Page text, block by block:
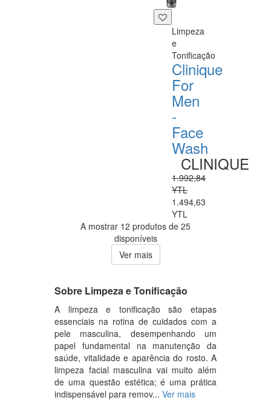
Limpeza
e
Tonificação
Clinique
For
Men
-
Face
Wash
CLINIQUE
1.992,84
YTL
1.494,63
YTL
A mostrar 12 produtos de 25
disponíveis
Ver mais
Sobre Limpeza e Tonificação
A limpeza e tonificação são etapas
essenciais na rotina de cuidados com a
pele masculina, desempenhando um
papel fundamental na manutenção da
saúde, vitalidade e aparência do rosto. A
limpeza facial masculina vai muito além
de uma questão estética; é uma prática
indispensável para remov... Ver mais